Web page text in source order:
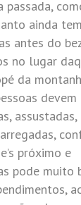
passada,
ainda
antes do
no lugar
da
assustadas,
próximo e
pode muito